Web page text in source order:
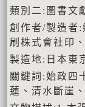
類別二:圖書文
創作者/製造者:
刷株式會社印
製造地:日本東
關鍵詞:始政四
蓮、清水斷崖